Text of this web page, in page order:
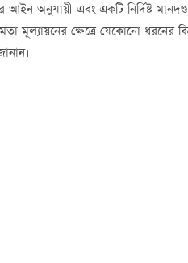
অনুযায়ী এবং একটি নির্দিষ্ট মানদণ্ড
মূল্যায়নের ক্ষেত্রে যেকোনো ধরনের